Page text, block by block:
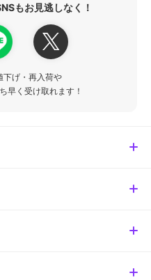
もお見逃しなく！
下げ・再入荷や
早く受け取れます！